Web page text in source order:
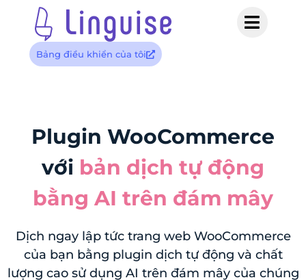
Bảng điều khiển của tôi
Plugin WooCommerce
với bản dịch tự động
bằng AI trên đám mây
Dịch ngay lập tức trang web WooCommerce
của bạn bằng plugin dịch tự động và chất
lượng cao sử dụng AI trên đám mây của chúng